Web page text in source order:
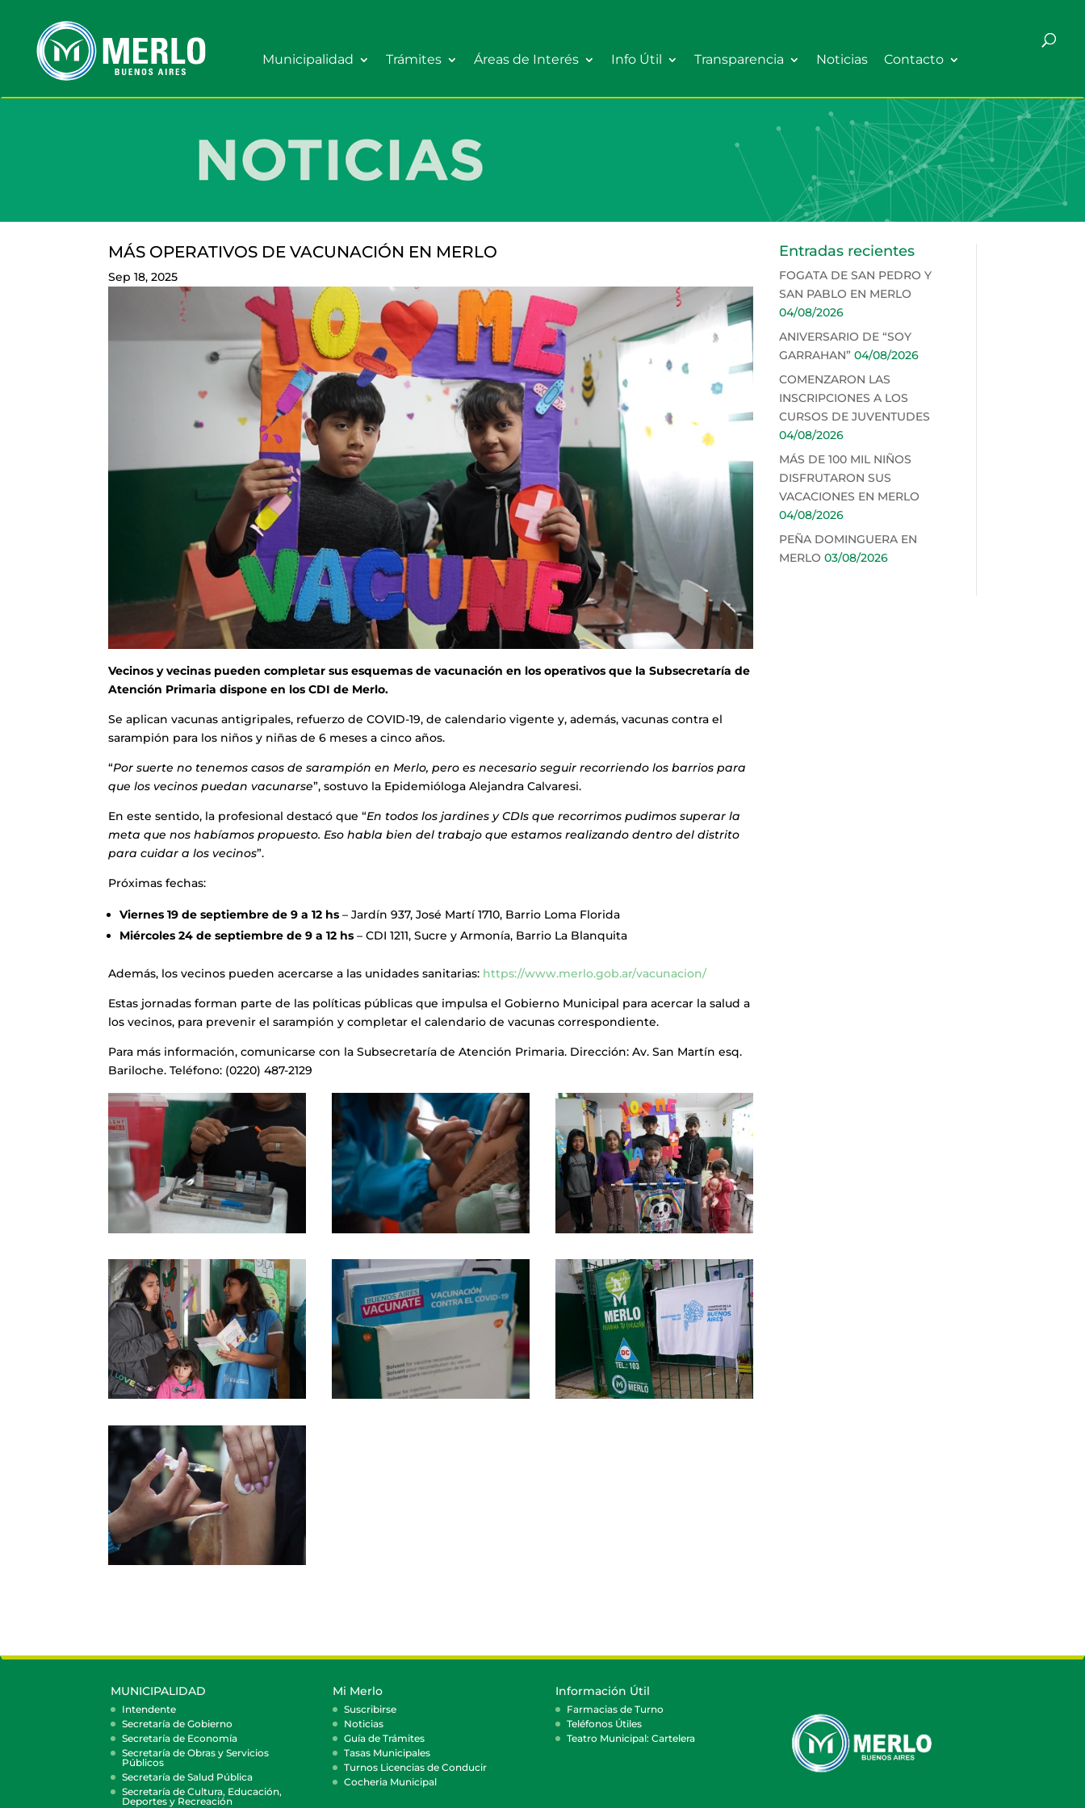
Municipalidad Trámites Áreas de Interés Info Útil Transparencia Noticias Contacto
MÁS OPERATIVOS DE VACUNACIÓN EN MERLO
Sep 18, 2025
Vecinos y vecinas pueden completar sus esquemas de vacunación en los operativos que la Subsecretaría de
Atención Primaria dispone en los CDI de Merlo.
Se aplican vacunas antigripales, refuerzo de COVID-19, de calendario vigente y, además, vacunas contra el
sarampión para los niños y niñas de 6 meses a cinco años.
“Por suerte no tenemos casos de sarampión en Merlo, pero es necesario seguir recorriendo los barrios para
que los vecinos puedan vacunarse”, sostuvo la Epidemióloga Alejandra Calvaresi.
En este sentido, la profesional destacó que “En todos los jardines y CDIs que recorrimos pudimos superar la
meta que nos habíamos propuesto. Eso habla bien del trabajo que estamos realizando dentro del distrito
para cuidar a los vecinos”.
Próximas fechas:
Viernes 19 de septiembre de 9 a 12 hs – Jardín 937, José Martí 1710, Barrio Loma Florida
Miércoles 24 de septiembre de 9 a 12 hs – CDI 1211, Sucre y Armonía, Barrio La Blanquita
Además, los vecinos pueden acercarse a las unidades sanitarias: https://www.merlo.gob.ar/vacunacion/
Estas jornadas forman parte de las políticas públicas que impulsa el Gobierno Municipal para acercar la salud a
los vecinos, para prevenir el sarampión y completar el calendario de vacunas correspondiente.
Para más información, comunicarse con la Subsecretaría de Atención Primaria. Dirección: Av. San Martín esq.
Bariloche. Teléfono: (0220) 487-2129
Entradas recientes
FOGATA DE SAN PEDRO Y
SAN PABLO EN MERLO
04/08/2026
ANIVERSARIO DE “SOY
GARRAHAN” 04/08/2026
COMENZARON LAS
INSCRIPCIONES A LOS
CURSOS DE JUVENTUDES
04/08/2026
MÁS DE 100 MIL NIÑOS
DISFRUTARON SUS
VACACIONES EN MERLO
04/08/2026
PEÑA DOMINGUERA EN
MERLO 03/08/2026
MUNICIPALIDAD
Intendente
Secretaría de Gobierno
Secretaría de Economía
Secretaría de Obras y Servicios
Públicos
Secretaría de Salud Pública
Secretaría de Cultura, Educación,
Deportes y Recreación
Mi Merlo
Suscribirse
Noticias
Guía de Trámites
Tasas Municipales
Turnos Licencias de Conducir
Cocheria Municipal
Información Útil
Farmacias de Turno
Teléfonos Útiles
Teatro Municipal: Cartelera